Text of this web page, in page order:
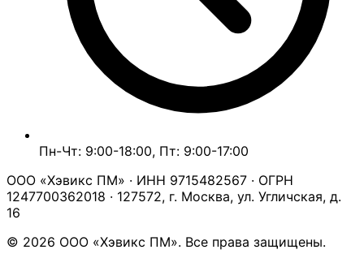
Пн-Чт: 9:00-18:00, Пт: 9:00-17:00
ООО «Хэвикс ПМ» · ИНН 9715482567 · ОГРН
1247700362018 · 127572, г. Москва, ул. Угличская, д.
16
© 2026 ООО «Хэвикс ПМ». Все права защищены.